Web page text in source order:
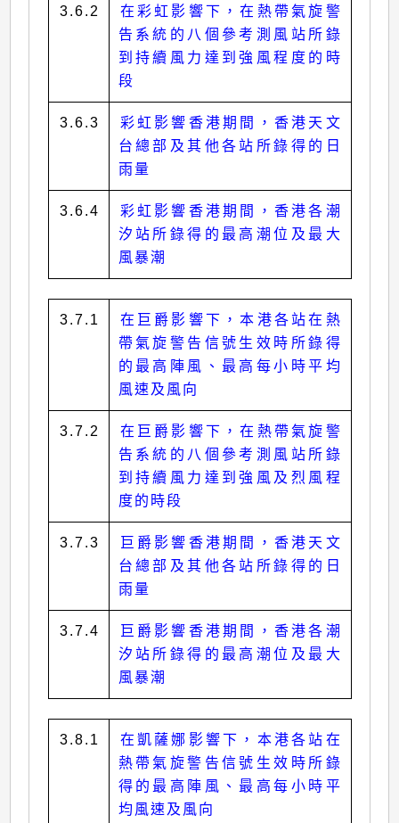
3.6.2
在彩虹影響下，在熱帶氣旋警
告系統的八個參考測風站所錄
到持續風力達到強風程度的時
段
3.6.3
彩虹影響香港期間，香港天文
台總部及其他各站所錄得的日
雨量
3.6.4
彩虹影響香港期間，香港各潮
汐站所錄得的最高潮位及最大
風暴潮
3.7.1
在巨爵影響下，本港各站在熱
帶氣旋警告信號生效時所錄得
的最高陣風、最高每小時平均
風速及風向
3.7.2
在巨爵影響下，在熱帶氣旋警
告系統的八個參考測風站所錄
到持續風力達到強風及烈風程
度的時段
3.7.3
巨爵影響香港期間，香港天文
台總部及其他各站所錄得的日
雨量
3.7.4
巨爵影響香港期間，香港各潮
汐站所錄得的最高潮位及最大
風暴潮
3.8.1
在凱薩娜影響下，本港各站在
熱帶氣旋警告信號生效時所錄
得的最高陣風、最高每小時平
均風速及風向